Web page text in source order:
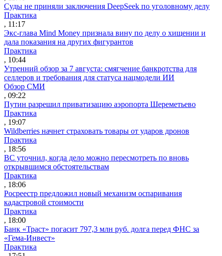
Суды не приняли заключения DeepSeek по уголовному делу
Практика
, 11:17
Экс-глава Mind Money признала вину по делу о хищении и
дала показания на других фигурантов
Практика
, 10:44
Утренний обзор за 7 августа: смягчение банкротства для
селлеров и требования для статуса нацмодели ИИ
Обзор СМИ
, 09:22
Путин разрешил приватизацию аэропорта Шереметьево
Практика
, 19:07
Wildberries начнет страховать товары от ударов дронов
Практика
, 18:56
ВС уточнил, когда дело можно пересмотреть по вновь
открывшимся обстоятельствам
Практика
, 18:06
Росреестр предложил новый механизм оспаривания
кадастровой стоимости
Практика
, 18:00
Банк «Траст» погасит 797,3 млн руб. долга перед ФНС за
«Гема-Инвест»
Практика